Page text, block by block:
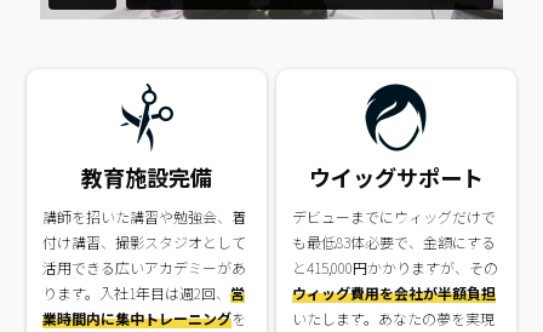
教育施設完備
講師を招いた講習や勉強会、着
付け講習、撮影スタジオとして
活用できる広いアカデミーがあ
ります。入社1年目は週2回、 営
業時間内に集中トレーニングを
ウイッグサポート
デビューまでにウィッグだけで
も最低83体必要で、金額にする
と415,000円かかりますが、その
ウィッグ費用を会社が半額負担
いたします。あなたの夢を実現